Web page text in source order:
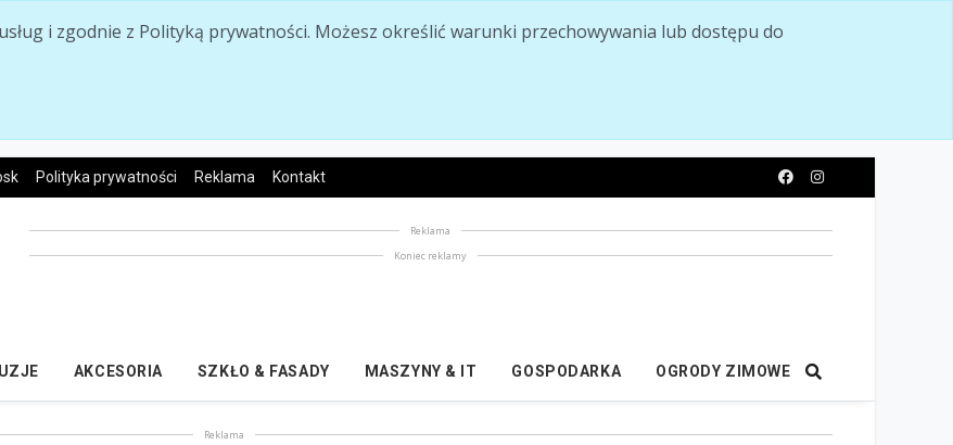
i zgodnie z Polityką prywatności. Możesz określić warunki przechowywania lub dostępu do
Polityka prywatności Reklama Kontakt
Reklama
Koniec reklamy
AKCESORIA SZKŁO & FASADY MASZYNY & IT GOSPODARKA OGRODY ZIMOWE
Reklama